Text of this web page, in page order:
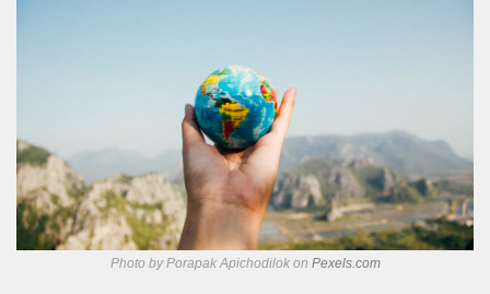
Photo by Porapak Apichodilok on Pexels.com